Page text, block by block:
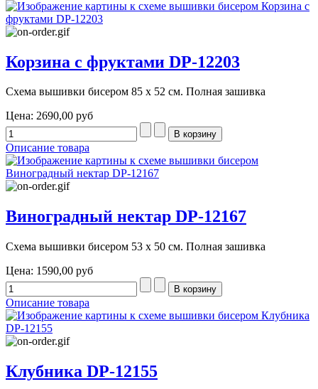
Корзина с фруктами DP-12203
Схема вышивки бисером 85 х 52 см. Полная зашивка
Цена: 2690,00 руб
Описание товара
Виноградный нектар DP-12167
Схема вышивки бисером 53 х 50 см. Полная зашивка
Цена: 1590,00 руб
Описание товара
Клубника DP-12155